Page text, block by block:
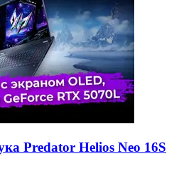
Predator Helios Neo 16S